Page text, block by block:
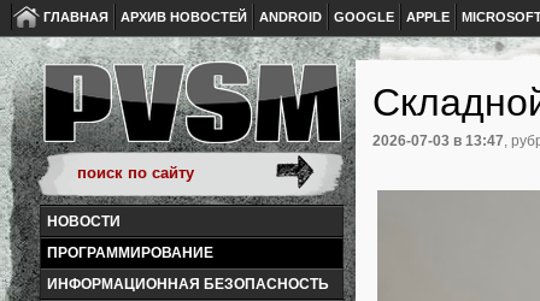
ГЛАВНАЯ АРХИВ НОВОСТЕЙ ANDROID GOOGLE APPLE
НОВОСТИ
ПРОГРАММИРОВАНИЕ
ИНФОРМАЦИОННАЯ БЕЗОПАСНОСТЬ
2026-07-03 в 13:47,